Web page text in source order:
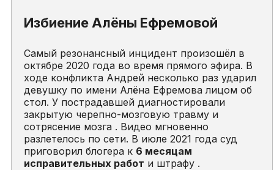
Избиение Алёны Ефремовой
Самый резонансный инцидент произошёл в
октябре 2020 года во время прямого эфира. В
ходе конфликта Андрей несколько раз ударил
девушку по имени Алёна Ефремова лицом об
стол. У пострадавшей диагностировали
закрытую черепно-мозговую травму и
сотрясение мозга . Видео мгновенно
разлетелось по сети. В июле 2021 года суд
приговорил блогера к 6 месяцам
исправительных работ и штрафу .